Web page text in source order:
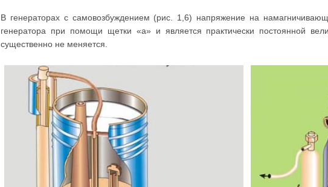
В генераторах с самовозбуждением (рис. 1,6) напряжение на
генератора при помощи щетки «а» и является практически постоянной
существенно не меняется.